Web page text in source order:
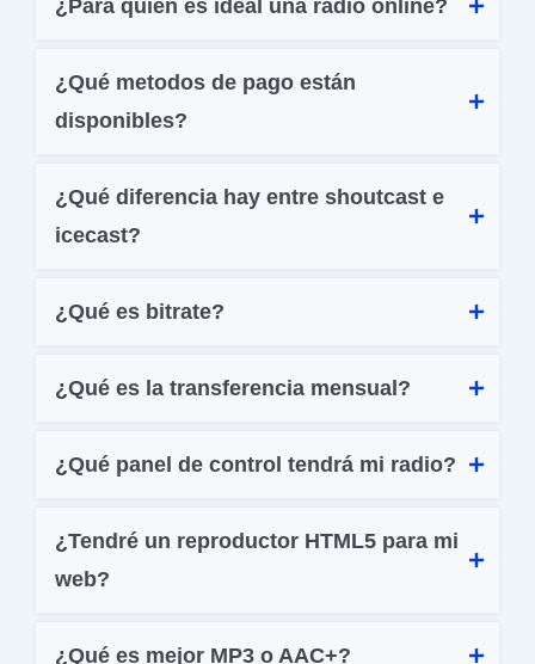
¿Para quién es ideal una radio online?
¿Qué metodos de pago están
disponibles?
¿Qué diferencia hay entre shoutcast e
icecast?
¿Qué es bitrate?
¿Qué es la transferencia mensual?
¿Qué panel de control tendrá mi radio?
¿Tendré un reproductor HTML5 para mi
web?
¿Qué es mejor MP3 o AAC+?